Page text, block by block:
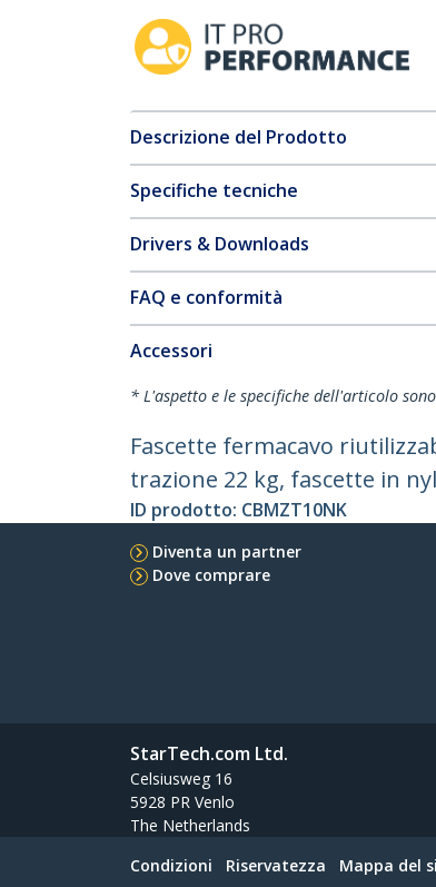
Descrizione del Prodotto
Specifiche tecniche
Drivers & Downloads
FAQ e conformità
Accessori
* L'aspetto e le specifiche dell'articolo
Fascette fermacavo
trazione 22 kg, fascette in
ID prodotto: CBMZT10NK
Diventa un partner
Dove comprare
StarTech.com Ltd.
Celsiusweg 16
5928 PR Venlo
The Netherlands
Condizioni Riservatezza Mappa del